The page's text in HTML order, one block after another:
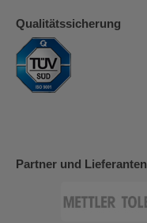
Qualitätssicherung
Partner und Lieferanten